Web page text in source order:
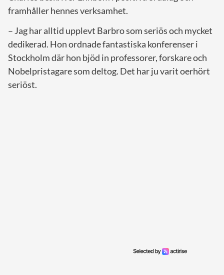
framhåller hennes verksamhet.
– Jag har alltid upplevt Barbro som seriös och mycket
dedikerad. Hon ordnade fantastiska konferenser i
Stockholm där hon bjöd in professorer, forskare och
Nobelpristagare som deltog. Det har ju varit oerhört
seriöst.